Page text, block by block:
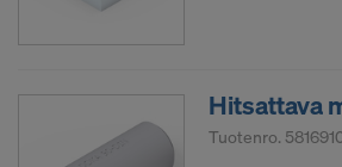
Hitsattava
Tuotenro.